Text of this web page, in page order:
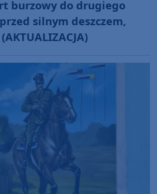
burzowy do drugiego
silnym deszczem,